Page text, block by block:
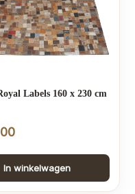
Labels 160 x 230 cm
In winkelwagen